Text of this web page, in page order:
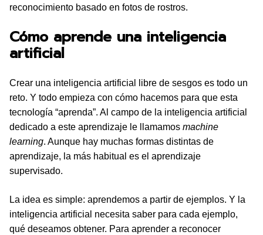
reconocimiento basado en fotos de rostros.
Cómo aprende una inteligencia
artificial
Crear una inteligencia artificial libre de sesgos es todo un
reto. Y todo empieza con cómo hacemos para que esta
tecnología “aprenda”. Al campo de la inteligencia artificial
dedicado a este aprendizaje le llamamos machine
learning. Aunque hay muchas formas distintas de
aprendizaje, la más habitual es el aprendizaje
supervisado.
La idea es simple: aprendemos a partir de ejemplos. Y la
inteligencia artificial necesita saber para cada ejemplo,
qué deseamos obtener. Para aprender a reconocer